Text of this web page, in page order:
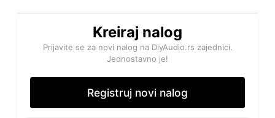
Kreiraj nalog
Prijavite se za novi nalog na DiyAudio.rs zajednici.
Jednostavno je!
Registruj novi nalog